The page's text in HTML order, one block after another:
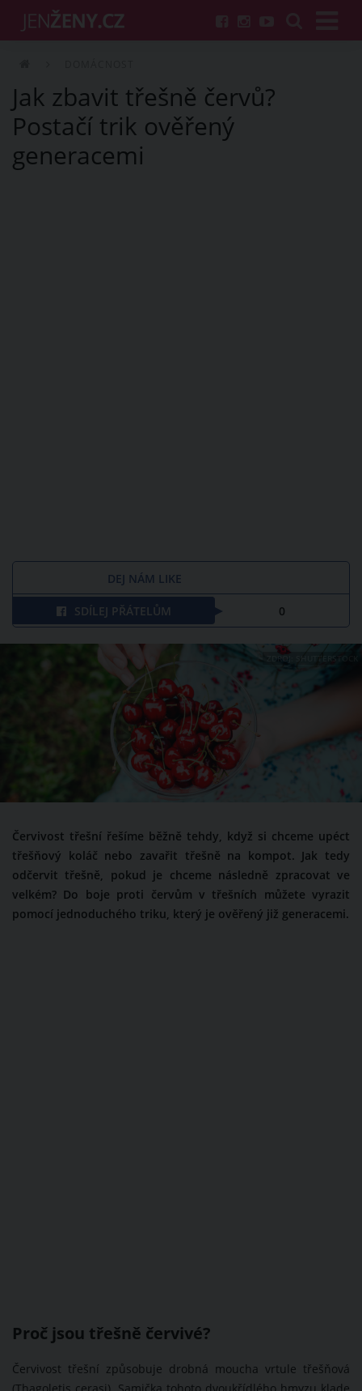
Jak zbavit třešně červů?
Postačí trik ověřený
generacemi
DEJ NÁM LIKE
SDÍLEJ PŘÁTELŮM 0
ZDROJ: SHUTTERSTOCK
Červivost třešní řešíme běžně tehdy, když si chceme upéct
třešňový koláč nebo zavařit třešně na kompot. Jak tedy
odčervit třešně, pokud je chceme následně zpracovat ve
velkém? Do boje proti červům v třešních můžete vyrazit
pomocí jednoduchého triku, který je ověřený již generacemi.
Proč jsou třešně červivé?
Červivost třešní způsobuje drobná moucha vrtule třešňová